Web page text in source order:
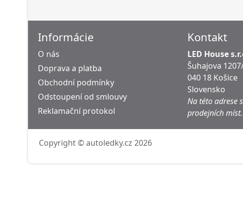
Informácie
O nás
Doprava a platba
Obchodní podmínky
Odstoupení od smlouvy
Reklamační protokol
Kontakt
LED House
Šuhajova
040 18 Košice
Slovensko
Na této adrese
prodejních míst.
Copyright © autoledky.cz 2026